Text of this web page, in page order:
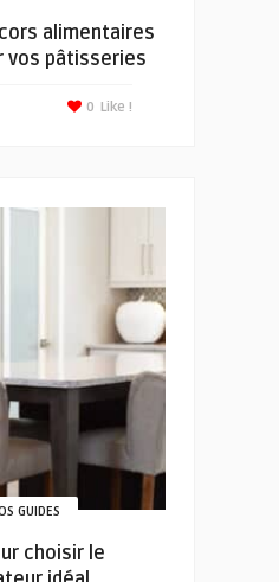
alimentaires
vos pâtisseries
Like !
0
GUIDES
choisir le